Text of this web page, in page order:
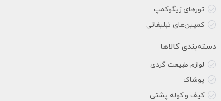
تورهای زیگوکمپ
کمپین‌های تبلیغاتی
دسته‌بندی کالاها
لوازم طبیعت گردی
پوشاک
کیف و کوله پشتی